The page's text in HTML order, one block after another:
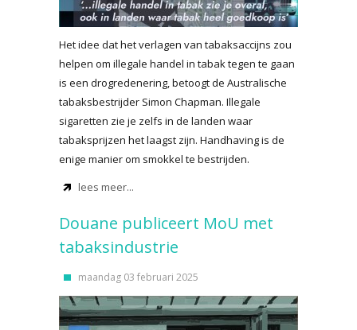
Het idee dat het verlagen van tabaksaccijns zou
helpen om illegale handel in tabak tegen te gaan
is een drogredenering, betoogt de Australische
tabaksbestrijder Simon Chapman. Illegale
sigaretten zie je zelfs in de landen waar
tabaksprijzen het laagst zijn. Handhaving is de
enige manier om smokkel te bestrijden.
lees meer...
Douane publiceert MoU met
tabaksindustrie
maandag 03 februari 2025